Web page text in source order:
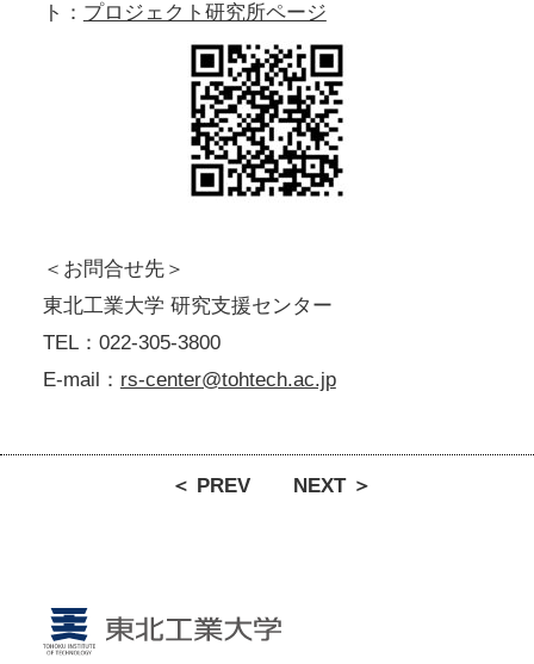
ト： プロジェクト研究所ページ
＜お問合せ先＞
東北工業大学 研究支援センター
TEL：022-305-3800
E-mail： rs-center@tohtech.ac.jp
＜ PREV NEXT ＞